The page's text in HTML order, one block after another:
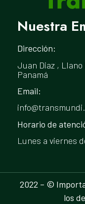
Nuestra
Dirección:
Juan Diaz ,
Panamá
Email:
Horario de
Lunes a viernes
2022 – ©
los